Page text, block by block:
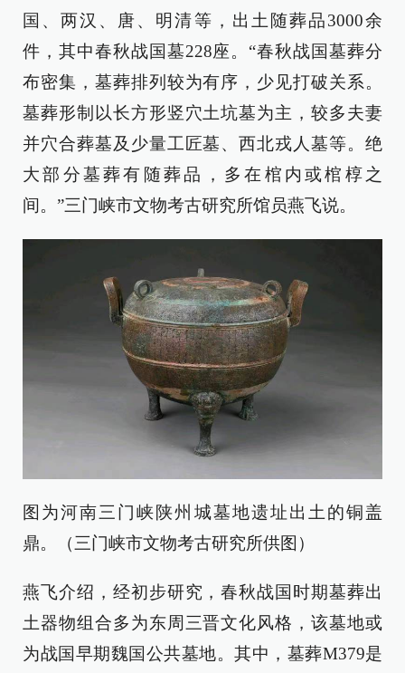
国、两汉、唐、明清等，出土随葬品3000余
件，其中春秋战国墓228座。“春秋战国墓葬分
布密集，墓葬排列较为有序，少见打破关系。
墓葬形制以长方形竖穴土坑墓为主，较多夫妻
并穴合葬墓及少量工匠墓、西北戎人墓等。绝
大部分墓葬有随葬品，多在棺内或棺椁之
间。”三门峡市文物考古研究所馆员燕飞说。
图为河南三门峡陕州城墓地遗址出土的铜盖
鼎。（三门峡市文物考古研究所供图）
燕飞介绍，经初步研究，春秋战国时期墓葬出
土器物组合多为东周三晋文化风格，该墓地或
为战国早期魏国公共墓地。其中，墓葬M379是